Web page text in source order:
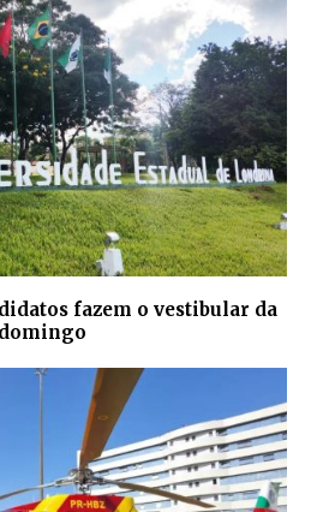
fazem o vestibular da